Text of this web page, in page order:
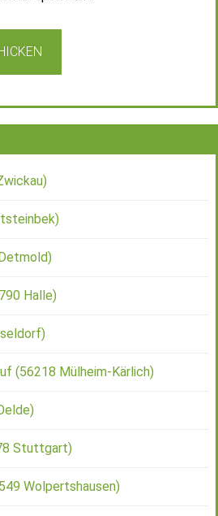
Halle)
(56218 Mülheim-Kärlich)
Stuttgart)
Wolpertshausen)